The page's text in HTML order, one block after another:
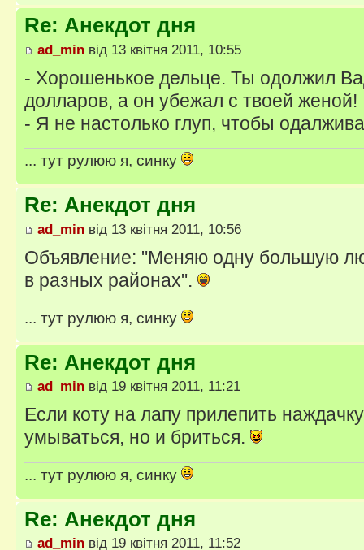
Re: Анекдот дня
ad_min від 13 квітня 2011, 10:55
- Хорошенькое дельце. Ты одолжил
долларов, а он убежал с твоей женой!
- Я не настолько глуп, чтобы
... тут рулюю я, синку
Re: Анекдот дня
ad_min від 13 квітня 2011, 10:56
Объявление: "Меняю одну большую
в разных районах".
... тут рулюю я, синку
Re: Анекдот дня
ad_min від 19 квітня 2011, 11:21
Если коту на лапу прилепить
умываться, но и бриться.
... тут рулюю я, синку
Re: Анекдот дня
ad_min від 19 квітня 2011, 11:52